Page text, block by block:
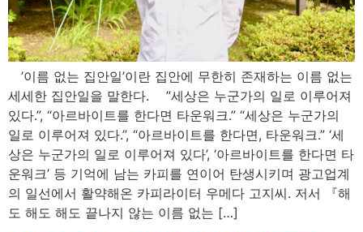
’이름 없는 집안일’이란 집안에 무한히 존재하는 이름 없는
세세한 집안일을 말한다. ”세상은 누군가의 일로 이루어져
있다.”, “아르바이트를 한다면 타운워크.” “세상은 누군가의
일로 이루어져 있다.”, “아르바이트를 한다면, 타운워크.” ‘세
상은 누군가의 일로 이루어져 있다’, ‘아르바이트를 한다면 타
운워크’ 등 기억에 남는 카피를 연이어 탄생시키며 광고업계
의 일선에서 활약해온 카피라이터 우메다 고지씨. 저서 『해
도 해도 해도 끝나지 않는 이름 없는 […]